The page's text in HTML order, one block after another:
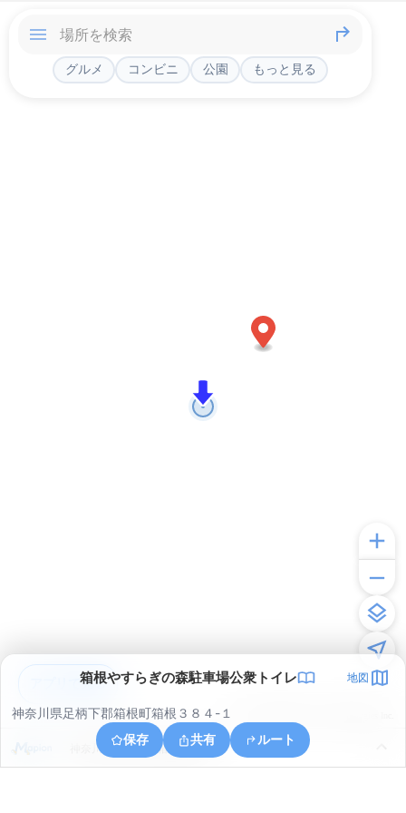
グルメ コンビニ 公園 もっと見る
箱根やすらぎの森駐車場公衆トイレ 地図
神奈川県足柄下郡箱根町箱根３８４-１
保存
共有 ルート
神奈川県足柄下郡箱根町箱根
アプリで見る